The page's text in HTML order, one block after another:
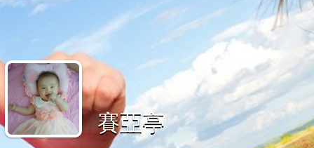
最新留言
商家合作 賽亞亭